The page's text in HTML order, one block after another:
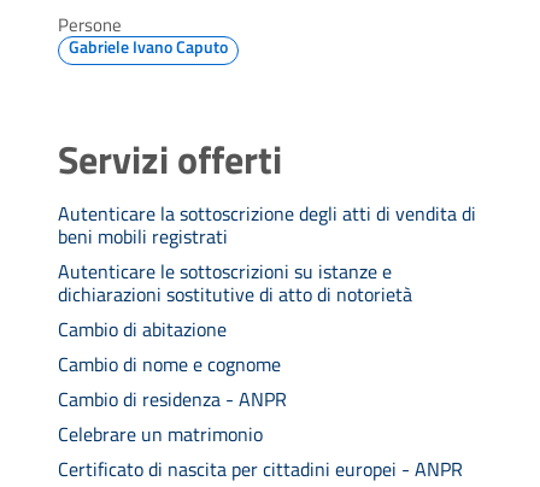
Persone
Gabriele Ivano Caputo
Servizi offerti
Autenticare la sottoscrizione degli atti di vendita di
beni mobili registrati
Autenticare le sottoscrizioni su istanze e
dichiarazioni sostitutive di atto di notorietà
Cambio di abitazione
Cambio di nome e cognome
Cambio di residenza - ANPR
Celebrare un matrimonio
Certificato di nascita per cittadini europei - ANPR